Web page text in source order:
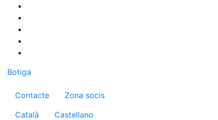
contingut
Botiga
Menú del compte d'usuari
Contacte
Zona socis
Català
Castellano